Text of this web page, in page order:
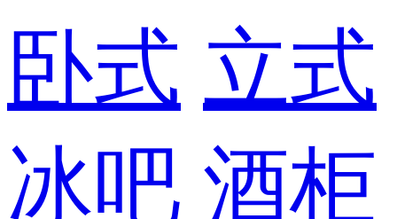
卧式 立式
冰吧 酒柜